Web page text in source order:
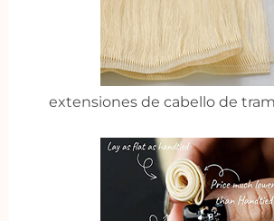
extensiones de cabello de